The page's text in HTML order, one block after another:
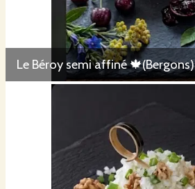
Le Béroy semi affiné 🍁(Bergons)